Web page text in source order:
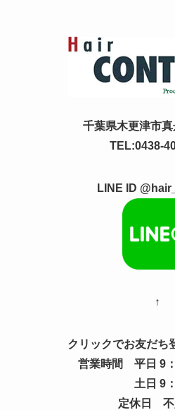
千葉県木更津市
TEL:0438-
LINE ID
↑
クリックでお友だち
営業時間 平日 9
土日 9：00
定休日 不